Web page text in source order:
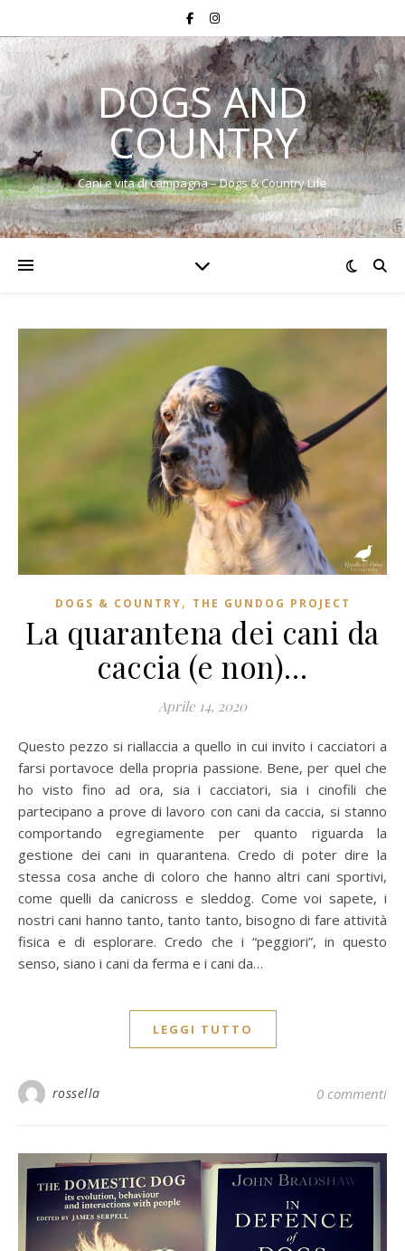
DOGS AND
COUNTRY
Cani e vita di campagna – Dogs & Country Life
DOGS & COUNTRY, THE GUNDOG PROJECT
La quarantena dei cani da
caccia (e non)…
Aprile 14, 2020
Questo pezzo si riallaccia a quello in cui invito i cacciatori a
farsi portavoce della propria passione. Bene, per quel che
ho visto fino ad ora, sia i cacciatori, sia i cinofili che
partecipano a prove di lavoro con cani da caccia, si stanno
comportando egregiamente per quanto riguarda la
gestione dei cani in quarantena. Credo di poter dire la
stessa cosa anche di coloro che hanno altri cani sportivi,
come quelli da canicross e sleddog. Come voi sapete, i
nostri cani hanno tanto, tanto tanto, bisogno di fare attività
fisica e di esplorare. Credo che i “peggiori”, in questo
senso, siano i cani da ferma e i cani da…
LEGGI TUTTO
rossella 0 commenti